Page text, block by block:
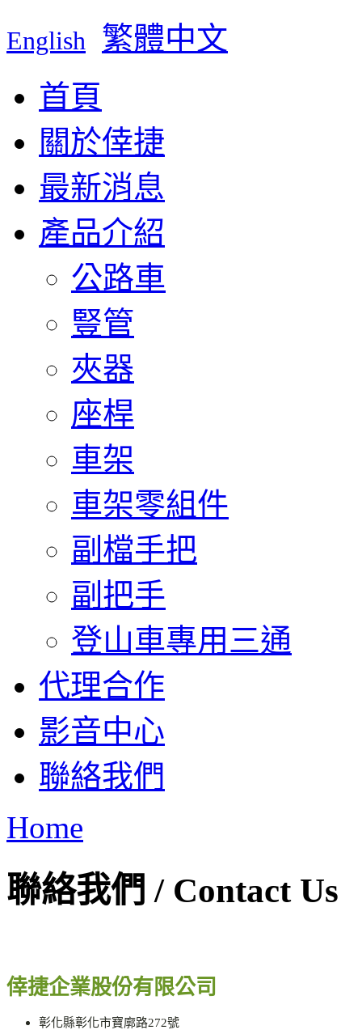
English 繁體中文
首頁
關於倖捷
最新消息
產品介紹
公路車
豎管
夾器
座桿
車架
車架零組件
副檔手把
副把手
登山車專用三通
代理合作
影音中心
聯絡我們
Home
聯絡我們 / Contact Us
倖捷企業股份有限公司
彰化縣彰化市寶廓路272號